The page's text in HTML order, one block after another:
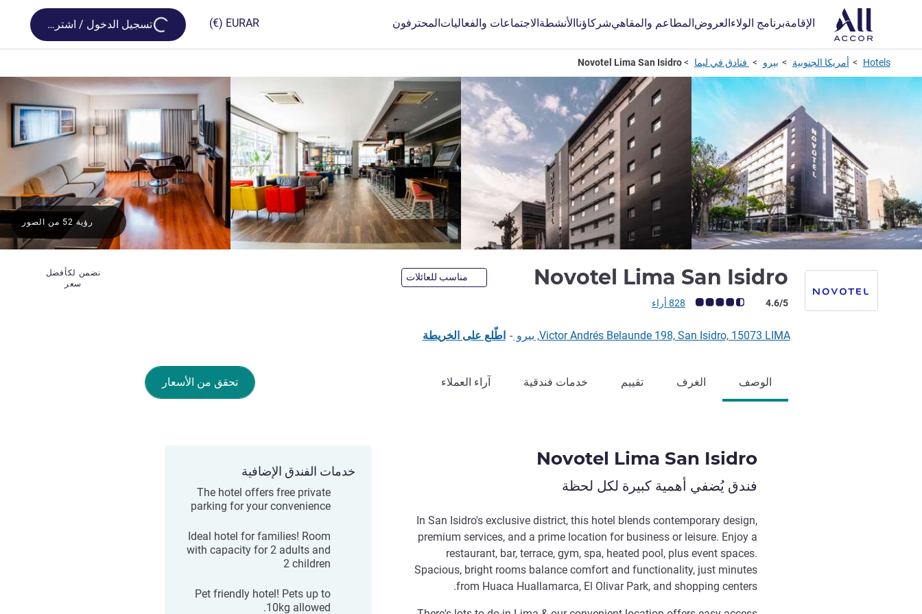
الإقامةبرنامج الولاءالعروضالمطاعم والمقاهيشركاؤناالأنشطةالاجتماعات والفعالياتالمحترفون AR
EUR
(€)
Loading...
تسجيل الدخول / اشترك
Hotels أمريكا الجنوبية بيرو فنادق في ليما Novotel Lima San Isidro
Novotel Lima San Isidro مناسب للعائلات
ملاحظة أراء العملاء (رأي ALL)
4.6/5 828 أراء
نضمن لكأفضل
سعر
رؤية 52 من الصور
Victor Andrés Belaunde 198, San Isidro, 15073 LIMA, بيرو - اطّلع على الخريطة
تحقق من الأسعار الوصف الغرف تقييم خدمات فندقية آراء العملاء
Novotel Lima San Isidro
فندق يُضفي أهمية كبيرة لكل لحظة
In San Isidro's exclusive district, this hotel blends contemporary design,
premium services, and a prime location for business or leisure. Enjoy a
restaurant, bar, terrace, gym, spa, heated pool, plus event spaces.
Spacious, bright rooms balance comfort and functionality, just minutes
from Huaca Huallamarca, El Olivar Park, and shopping centers.
خدمات الفندق الإضافية
The hotel offers free private
parking for your convenience
Ideal hotel for families! Room
with capacity for 2 adults and
2 children
Pet friendly hotel! Pets up to
10kg allowed.